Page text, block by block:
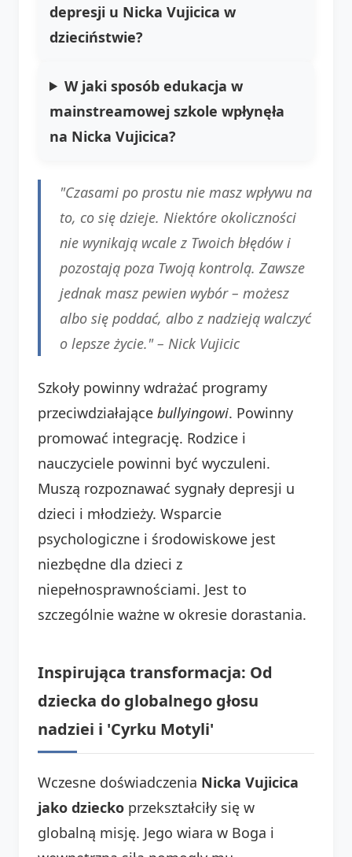
depresji u Nicka Vujicica w
dzieciństwie?
W jaki sposób edukacja w
mainstreamowej szkole wpłynęła
na Nicka Vujicica?
"Czasami po prostu nie masz wpływu na
to, co się dzieje. Niektóre okoliczności
nie wynikają wcale z Twoich błędów i
pozostają poza Twoją kontrolą. Zawsze
jednak masz pewien wybór – możesz
albo się poddać, albo z nadzieją walczyć
o lepsze życie." – Nick Vujicic
Szkoły powinny wdrażać programy
przeciwdziałające bullyingowi. Powinny
promować integrację. Rodzice i
nauczyciele powinni być wyczuleni.
Muszą rozpoznawać sygnały depresji u
dzieci i młodzieży. Wsparcie
psychologiczne i środowiskowe jest
niezbędne dla dzieci z
niepełnosprawnościami. Jest to
szczególnie ważne w okresie dorastania.
Inspirująca transformacja: Od
dziecka do globalnego głosu
nadziei i 'Cyrku Motyli'
Wczesne doświadczenia Nicka Vujicica
jako dziecko przekształciły się w
globalną misję. Jego wiara w Boga i